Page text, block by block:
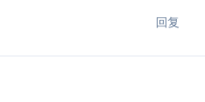
回复